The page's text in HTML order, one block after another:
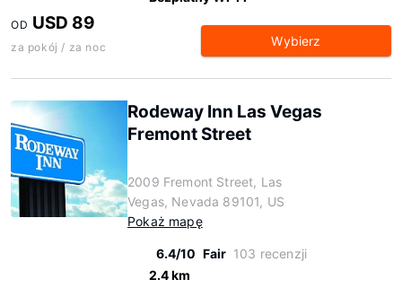
OD USD 89
za pokój / za noc Wybierz
Rodeway Inn Las Vegas
Fremont Street
2009 Fremont Street, Las
Vegas, Nevada 89101, US
Pokaż mapę
6.4/10 Fair 103 recenzji
2.4 km